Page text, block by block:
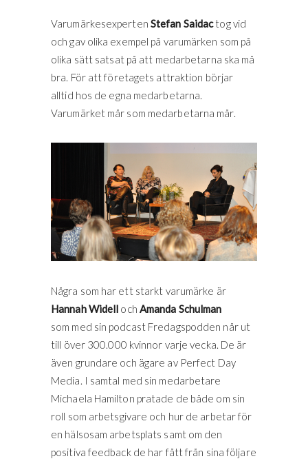
Varumärkesexperten Stefan Saidactog vid
och gav olika exempel på varumärken som på
olika sätt satsat på att medarbetarna ska må
bra. För att företagets attraktion börjar
alltid hos de egna medarbetarna.
Varumärket mår som medarbetarna mår.
Några som har ett starkt varumärke är
Hannah Widell och Amanda Schulman
som med sin podcast Fredagspodden når ut
till över 300.000 kvinnor varje vecka. De är
även grundare och ägare av Perfect Day
Media. I samtal med sin medarbetare
Michaela Hamilton pratade de både om sin
roll som arbetsgivare och hur de arbetar för
en hälsosam arbetsplats samt om den
positiva feedback de har fått från sina följare